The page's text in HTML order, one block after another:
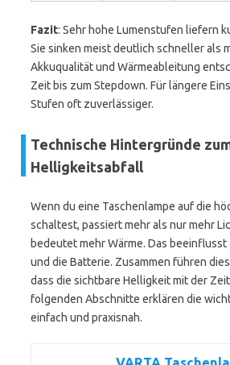
Fazit: Sehr hohe Lumenstufen liefern
Sie sinken meist deutlich schneller als
Akkuqualität und Wärmeableitung
Zeit bis zum Stepdown. Für längere
Stufen oft zuverlässiger.
Technische Hintergründe
Helligkeitsabfall
Wenn du eine Taschenlampe auf die
schaltest, passiert mehr als nur mehr
bedeutet mehr Wärme. Das beeinflusst
und die Batterie. Zusammen führen
dass die sichtbare Helligkeit mit der
folgenden Abschnitte erklären die
einfach und praxisnah.